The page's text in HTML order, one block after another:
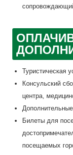
Туристическая
Консульский
центра,
Билеты для
посещаемых